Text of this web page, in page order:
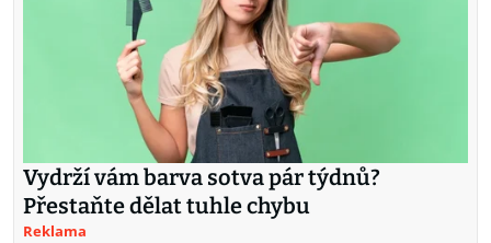
Vydrží vám barva sotva pár týdnů?
Přestaňte dělat tuhle chybu
Reklama